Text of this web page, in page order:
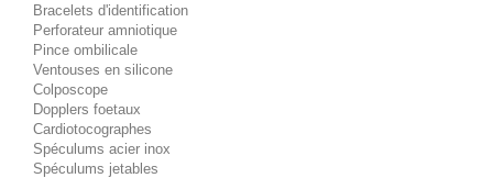
Bracelets d'identification
Perforateur amniotique
Pince ombilicale
Ventouses en silicone
Colposcope
Dopplers foetaux
Cardiotocographes
Spéculums acier inox
Spéculums jetables